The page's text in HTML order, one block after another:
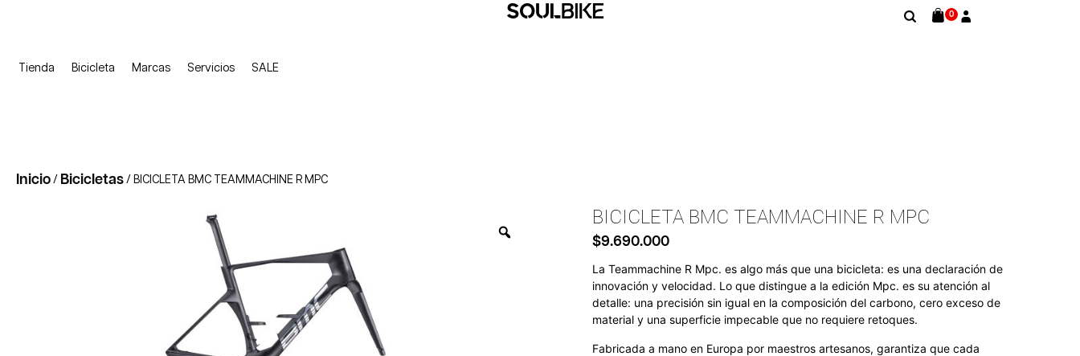
Tienda Bicicleta Marcas Servicios SALE
0
Inicio / Bicicletas / BICICLETA BMC TEAMMACHINE R MPC
BICICLETA BMC TEAMMACHINE R MPC
$9.690.000
La Teammachine R Mpc. es algo más que una bicicleta: es una declaración de
innovación y velocidad. Lo que distingue a la edición Mpc. es su atención al
detalle: una precisión sin igual en la composición del carbono, cero exceso de
material y una superficie impecable que no requiere retoques.
Fabricada a mano en Europa por maestros artesanos, garantiza que cada